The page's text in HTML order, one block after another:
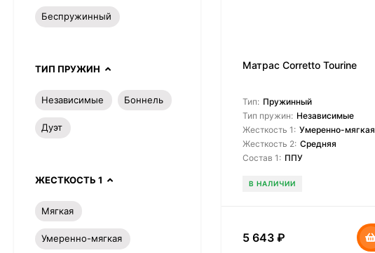
Матрас Corretto Tourine
Тип: Пружинный
Тип пружин: Независимые
Жесткость 1: Умеренно-мягкая
Жесткость 2: Средняя
Состав 1: ППУ
В НАЛИЧИИ
5 643 ₽
Беспружинный
ТИП ПРУЖИН
Независимые Боннель
Дуэт
ЖЕСТКОСТЬ 1
Мягкая
Умеренно-мягкая